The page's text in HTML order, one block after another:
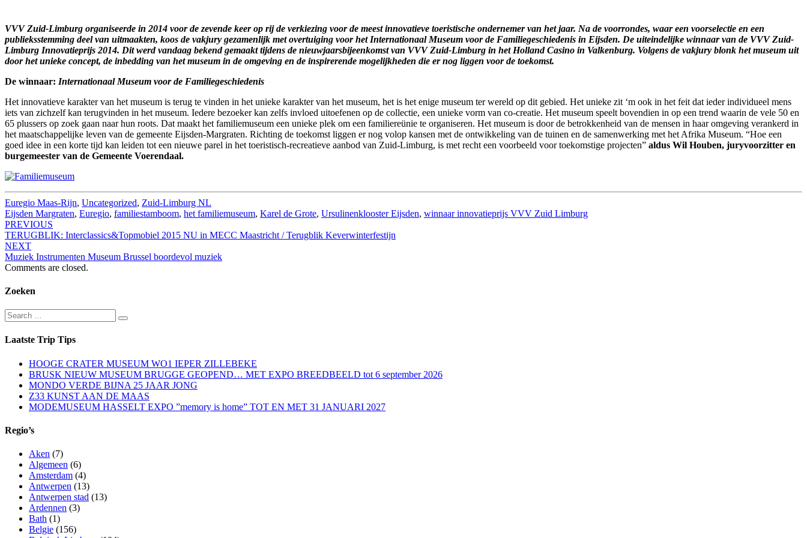
VVV Zuid-Limburg organiseerde in 2014 voor de zevende keer op rij de verkiezing voor de meest innovatieve toeristische ondernemer van het jaar. Na de voorrondes, waar een voorselectie en een
publieksstemming deel van uitmaakten, koos de vakjury gezamenlijk met overtuiging voor het Internationaal Museum voor de Familiegeschiedenis in Eijsden. De uiteindelijke winnaar van de VVV Zuid-
Limburg Innovatieprijs 2014. Dit werd vandaag bekend gemaakt tijdens de nieuwjaarsbijeenkomst van VVV Zuid-Limburg in het Holland Casino in Valkenburg. Volgens de vakjury blonk het museum uit
door het unieke concept, de inbedding van het museum in de omgeving en de inspirerende mogelijkheden die er nog liggen voor de toekomst.
De winnaar: Internationaal Museum voor de Familiegeschiedenis
Het innovatieve karakter van het museum is terug te vinden in het unieke karakter van het museum, het is het enige museum ter wereld op dit gebied. Het unieke zit ‘m ook in het feit dat ieder individueel mens
iets van zichzelf kan terugvinden in het museum. Iedere bezoeker kan zelfs invloed uitoefenen op de collectie, een unieke vorm van co-creatie. Het museum speelt bovendien in op een trend waarin de vele 50 en
65 plussers op zoek gaan naar hun roots. Dat maakt het familiemuseum een unieke plek om een familiereünie te organiseren. Het museum is door de betrokkenheid van de mensen in haar omgeving verankerd in
het maatschappelijke leven van de gemeente Eijsden-Margraten. Richting de toekomst liggen er nog volop kansen met de ontwikkeling van de tuinen en de samenwerking met het Afrika Museum. “Hoe een
goed idee in een korte tijd kan leiden tot een nieuwe parel in het toeristisch-recreatieve aanbod van Zuid-Limburg, is met recht een voorbeeld voor toekomstige projecten” aldus Wil Houben, juryvoorzitter en
burgemeester van de Gemeente Voerendaal.
Euregio Maas-Rijn, Uncategorized, Zuid-Limburg NL
Eijsden Margraten, Euregio, familiestamboom, het familiemuseum, Karel de Grote, Ursulinenklooster Eijsden, winnaar innovatieprijs VVV Zuid Limburg
Post
navigation
PREVIOUS
TERUGBLIK: Interclassics&Topmobiel 2015 NU in MECC Maastricht / Terugblik Keverwinterfestijn
NEXT
Muziek Instrumenten Museum Brussel boordevol muziek
Comments are closed.
Zoeken
Search
for:
Search
Laatste Trip Tips
HOOGE CRATER MUSEUM WO1 IEPER ZILLEBEKE
BRUSK NIEUW MUSEUM BRUGGE GEOPEND… MET EXPO BREEDBEELD tot 6 september 2026
MONDO VERDE BIJNA 25 JAAR JONG
Z33 KUNST AAN DE MAAS
MODEMUSEUM HASSELT EXPO ”memory is home” TOT EN MET 31 JANUARI 2027
Regio’s
Aken (7)
Algemeen (6)
Amsterdam (4)
Antwerpen (13)
Antwerpen stad (13)
Ardennen (3)
Bath (1)
Belgie (156)